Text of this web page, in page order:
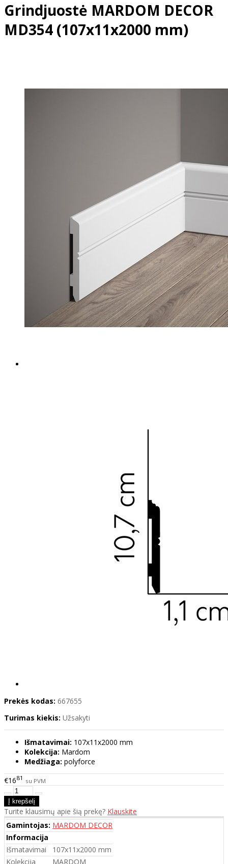
Grindjuostė MARDOM DECOR
MD354 (107x11x2000 mm)
Prekės kodas: 667655
Turimas kiekis: Užsakyti
Išmatavimai: 107x11x2000 mm
Kolekcija: Mardom
Medžiaga: polyforce
€1681 su PVM
Turite klausimų apie šią prekę? Klauskite
Gamintojas: MARDOM DECOR
Informacija
Išmatavimai
107x11x2000 mm
Kolekcija
MARDOM